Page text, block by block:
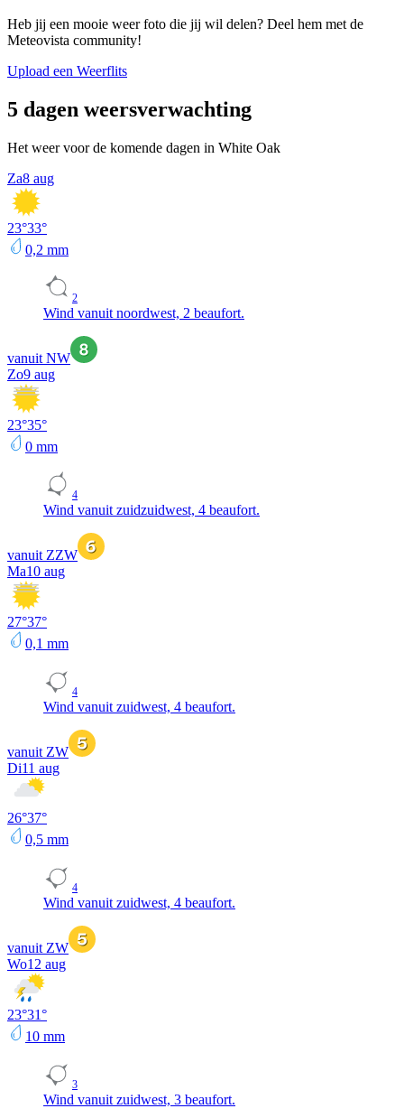
Heb jij een mooie weer foto die jij wil delen? Deel hem met de
Meteovista community!
Upload een Weerflits
5 dagen weersverwachting
Het weer voor de komende dagen in White Oak
Za8 aug
23°33°
0,2 mm
2
Wind vanuit noordwest, 2 beaufort.
vanuit NW
Zo9 aug
23°35°
0 mm
4
Wind vanuit zuidzuidwest, 4 beaufort.
vanuit ZZW
Ma10 aug
27°37°
0,1 mm
4
Wind vanuit zuidwest, 4 beaufort.
vanuit ZW
Di11 aug
26°37°
0,5 mm
4
Wind vanuit zuidwest, 4 beaufort.
vanuit ZW
Wo12 aug
23°31°
10 mm
3
Wind vanuit zuidwest, 3 beaufort.